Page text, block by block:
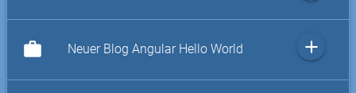
work Neuer Blog Angular Hello World add